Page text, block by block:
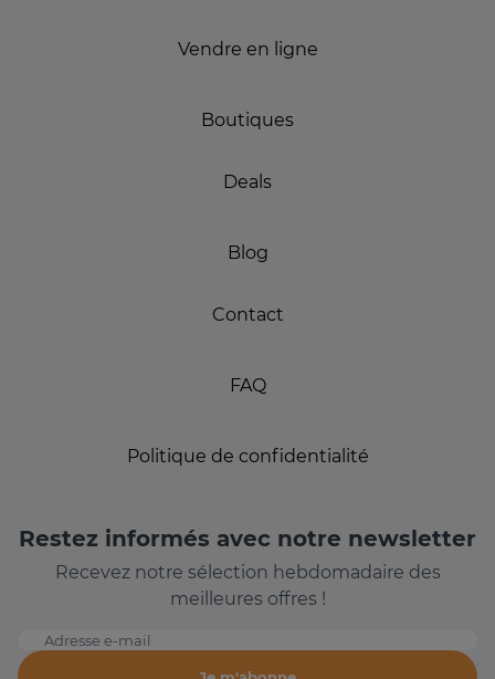
Vendre en ligne
Boutiques
Deals
Blog
Contact
FAQ
Politique de confidentialité
Restez informés avec notre newsletter
Recevez notre sélection hebdomadaire des
meilleures offres !
Adresse e-mail